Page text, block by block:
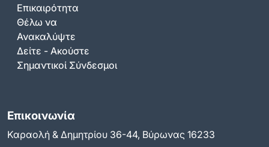
Επικαιρότητα
Θέλω να
Ανακαλύψτε
Δείτε - Ακούστε
Σημαντικοί Σύνδεσμοι
Επικοινωνία
Καραολή & Δημητρίου 36-44, Βύρωνας 16233